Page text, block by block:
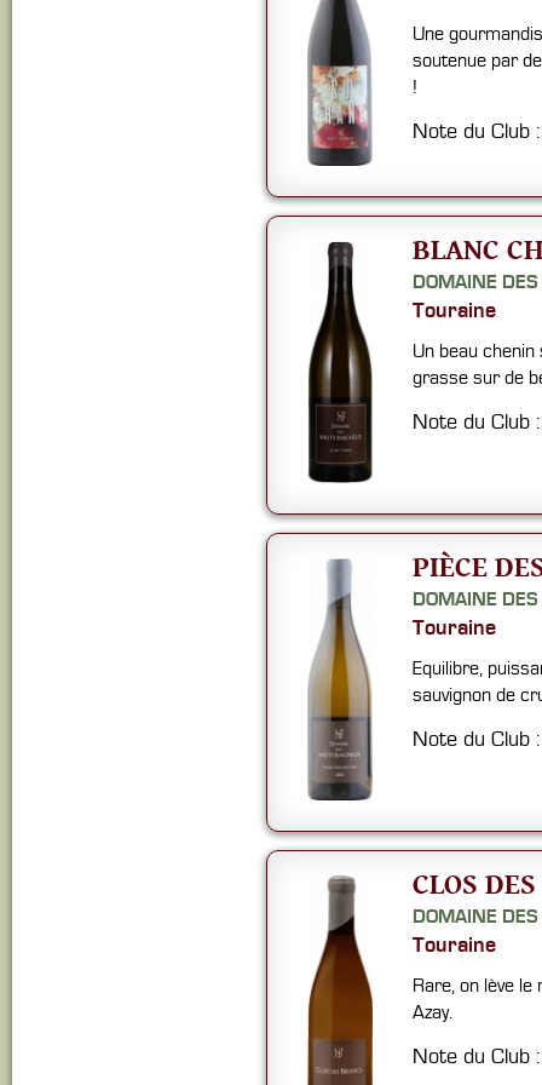
Une
soutenue par
!
Note du Club
BLANC
DOMAINE
Touraine
Un beau
grasse sur de
Note du Club
PIÈCE
DOMAINE
Touraine
Equilibre,
sauvignon de
Note du Club
CLOS
DOMAINE
Touraine
Rare, on lève
Azay.
Note du Club